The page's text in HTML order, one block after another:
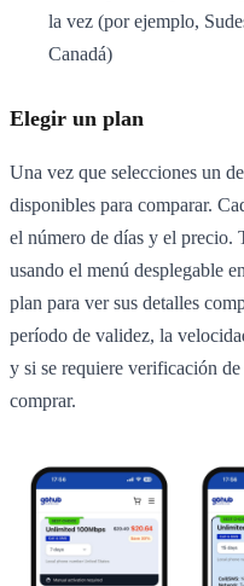
la vez (por ejemplo,
Canadá)
Elegir un plan
Una vez que selecciones un
disponibles para comparar.
el número de días y el precio.
usando el menú desplegable
plan para ver sus detalles
período de validez, la
y si se requiere verificación
comprar.